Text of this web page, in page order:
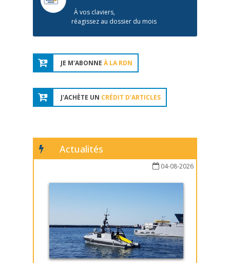
À vos claviers,
réagissez au dossier du mois
JE M'ABONNE À LA RDN
J'ACHÈTE UN CRÉDIT D'ARTICLES
Actualités
04-08-2026